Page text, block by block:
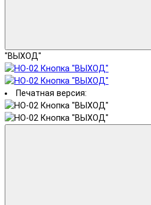
"ВЫХОД"
Печатная версия: